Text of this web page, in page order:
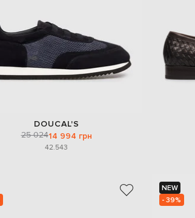
DOUCAL'S
25 02414 994 грн
42.543
NEW
- 39%